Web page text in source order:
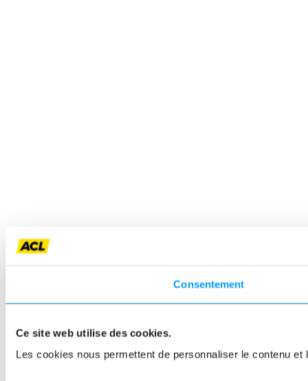
Consentement
Ce site web utilise des cookies.
Les cookies nous permettent de personnaliser le contenu